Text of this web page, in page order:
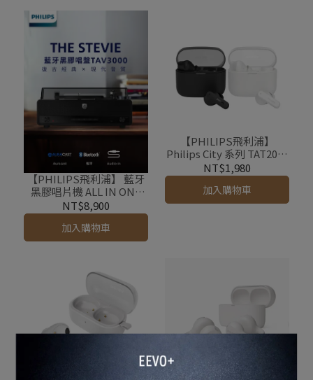
【PHILIPS飛利浦】 藍牙
黑膠唱片機 ALL IN ONE
TAV3000
NT$8,900
加入購物車
【PHILIPS飛利浦】
Philips City 系列 TAT2000
入耳式真無線藍牙耳機
NT$1,980
加入購物車